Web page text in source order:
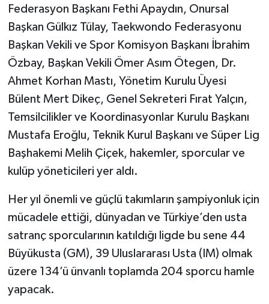
Federasyon Başkanı Fethi Apaydın, Onursal
Başkan Gülkız Tülay, Taekwondo Federasyonu
Başkan Vekili ve Spor Komisyon Başkanı İbrahim
Özbay, Başkan Vekili Ömer Asım Ötegen, Dr.
Ahmet Korhan Mastı, Yönetim Kurulu Üyesi
Bülent Mert Dikeç, Genel Sekreteri Fırat Yalçın,
Temsilcilikler ve Koordinasyonlar Kurulu Başkanı
Mustafa Eroğlu, Teknik Kurul Başkanı ve Süper Lig
Başhakemi Melih Çiçek, hakemler, sporcular ve
kulüp yöneticileri yer aldı.
Her yıl önemli ve güçlü takımların şampiyonluk için
mücadele ettiği, dünyadan ve Türkiye’den usta
satranç sporcularının katıldığı ligde bu sene 44
Büyükusta (GM), 39 Uluslararası Usta (IM) olmak
üzere 134’ü ünvanlı toplamda 204 sporcu hamle
yapacak.